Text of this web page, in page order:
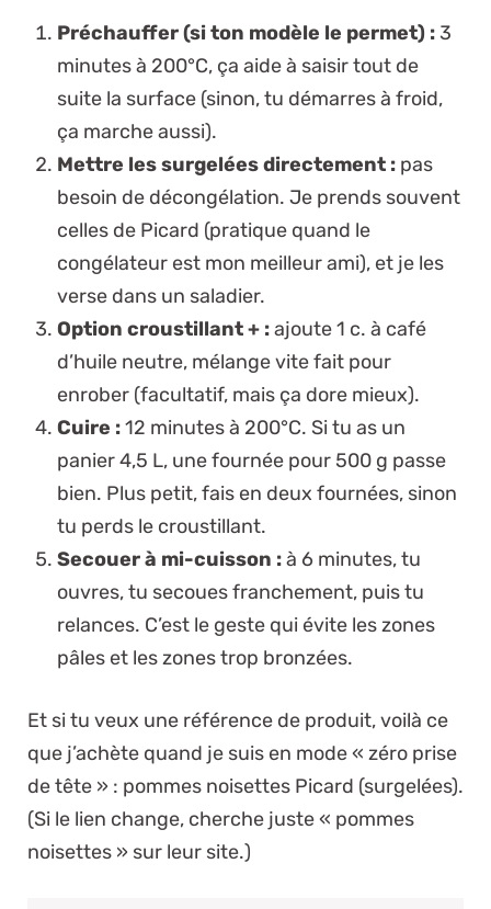
Préchauffer (si ton modèle le permet) :3
minutes à 200°C, ça aide à saisir tout de
suite la surface (sinon, tu démarres à froid,
ça marche aussi).
Mettre les surgelées directement : pas
besoin de décongélation. Je prends souvent
celles de Picard (pratique quand le
congélateur est mon meilleur ami), et je les
verse dans un saladier.
Option croustillant + :ajoute 1 c. à café
d’huile neutre, mélange vite fait pour
enrober (facultatif, mais ça dore mieux).
Cuire :12 minutes à 200°C. Si tu as un
panier 4,5 L, une fournée pour 500 g passe
bien. Plus petit, fais en deux fournées, sinon
tu perds le croustillant.
Secouer à mi-cuisson :à 6 minutes, tu
ouvres, tu secoues franchement, puis tu
relances. C’est le geste qui évite les zones
pâles et les zones trop bronzées.
Et si tu veux une référence de produit, voilà ce
que j’achète quand je suis en mode « zéro prise
de tête » : pommes noisettes Picard (surgelées).
(Si le lien change, cherche juste « pommes
noisettes » sur leur site.)